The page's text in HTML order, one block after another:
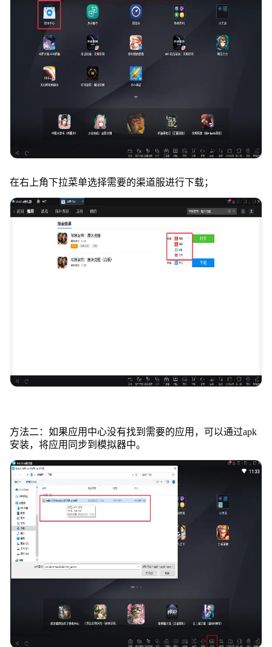
在右上角下拉菜单选择需要的渠道服进行下载；
方法二：如果应用中心没有找到需要的应用，可以通过apk
安装，将应用同步到模拟器中。